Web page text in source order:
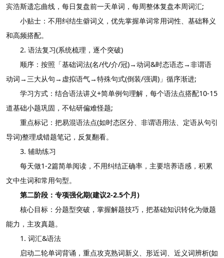
宾浩斯遗忘曲线，每日复盘前一天单词，每周整体复盘本周词汇;
小贴士：不用纠结生僻词义，优先掌握单词常用词性、基础释义
和高频搭配。
2. 语法复习(系统梳理，逐个突破)
顺序：按照「基础词法(名/代/介/冠)→动词&时态语态→非谓语
动词→三大从句→虚拟语气→特殊句式(倒装/强调)」循序渐进;
学习方式：结合语法讲义+简单例句理解，每个语法点搭配10-15
道基础小题巩固，不钻研偏难怪题;
重点标记：把易混语法点(如时态区分、非谓语用法、定语从句引
导词)整理成错题笔记，反复翻看。
3. 辅助练习
每天做1-2篇简单阅读，不用纠结正确率，主要培养语感，积累
文中生词和常用句型。
第二阶段：专项强化期(建议2-2.5个月)
核心目标：分题型突破，掌握解题技巧，把基础知识转化为做题
能力，主攻真题。
1. 词汇&语法
启动二轮单词背诵，重点攻克熟词新义、形近词、近义词辨析(如